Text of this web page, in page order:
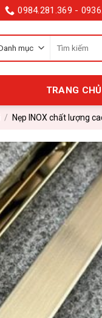
0984.281.369 -
kiếm
cho:
TRANG CHỦ
/ Nẹp INOX chất lượng